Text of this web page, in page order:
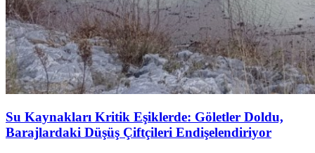
Su Kaynakları Kritik Eşiklerde: Göletler Doldu,
Barajlardaki Düşüş Çiftçileri Endişelendiriyor